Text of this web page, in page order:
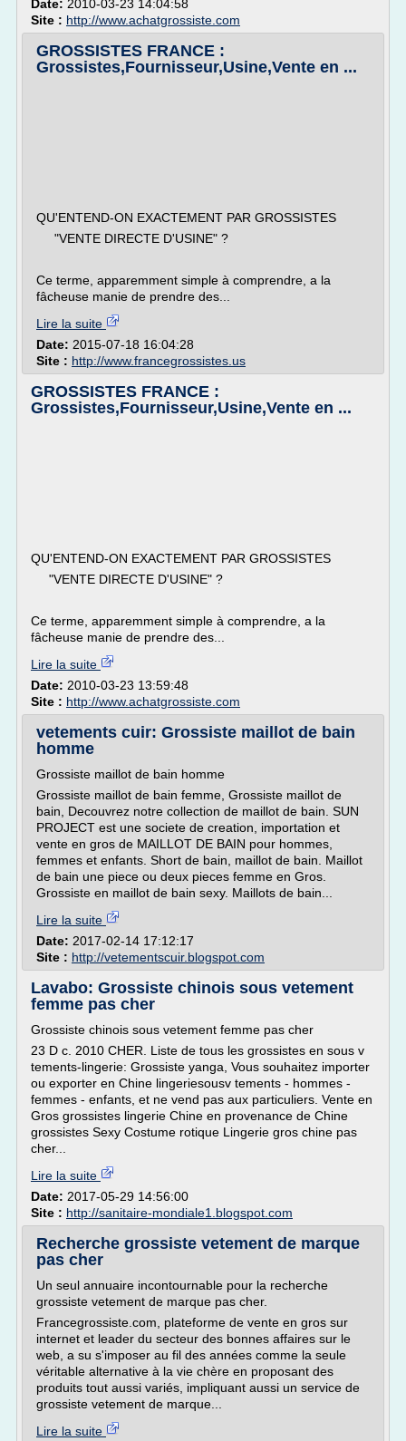
Date: 2010-03-23 14:04:58
Site : http://www.achatgrossiste.com
GROSSISTES FRANCE :
Grossistes,Fournisseur,Usine,Vente en ...
QU'ENTEND-ON EXACTEMENT PAR GROSSISTES
"VENTE DIRECTE D'USINE" ?
Ce terme, apparemment simple à comprendre, a la
fâcheuse manie de prendre des...
Lire la suite
Date: 2015-07-18 16:04:28
Site : http://www.francegrossistes.us
GROSSISTES FRANCE :
Grossistes,Fournisseur,Usine,Vente en ...
QU'ENTEND-ON EXACTEMENT PAR GROSSISTES
"VENTE DIRECTE D'USINE" ?
Ce terme, apparemment simple à comprendre, a la
fâcheuse manie de prendre des...
Lire la suite
Date: 2010-03-23 13:59:48
Site : http://www.achatgrossiste.com
vetements cuir: Grossiste maillot de bain
homme
Grossiste maillot de bain homme
Grossiste maillot de bain femme, Grossiste maillot de
bain, Decouvrez notre collection de maillot de bain. SUN
PROJECT est une societe de creation, importation et
vente en gros de MAILLOT DE BAIN pour hommes,
femmes et enfants. Short de bain, maillot de bain. Maillot
de bain une piece ou deux pieces femme en Gros.
Grossiste en maillot de bain sexy. Maillots de bain...
Lire la suite
Date: 2017-02-14 17:12:17
Site : http://vetementscuir.blogspot.com
Lavabo: Grossiste chinois sous vetement
femme pas cher
Grossiste chinois sous vetement femme pas cher
23 D c. 2010 CHER. Liste de tous les grossistes en sous v
tements-lingerie: Grossiste yanga, Vous souhaitez importer
ou exporter en Chine lingeriesousv tements - hommes -
femmes - enfants, et ne vend pas aux particuliers. Vente en
Gros grossistes lingerie Chine en provenance de Chine
grossistes Sexy Costume rotique Lingerie gros chine pas
cher...
Lire la suite
Date: 2017-05-29 14:56:00
Site : http://sanitaire-mondiale1.blogspot.com
Recherche grossiste vetement de marque
pas cher
Un seul annuaire incontournable pour la recherche
grossiste vetement de marque pas cher.
Francegrossiste.com, plateforme de vente en gros sur
internet et leader du secteur des bonnes affaires sur le
web, a su s'imposer au fil des années comme la seule
véritable alternative à la vie chère en proposant des
produits tout aussi variés, impliquant aussi un service de
grossiste vetement de marque...
Lire la suite